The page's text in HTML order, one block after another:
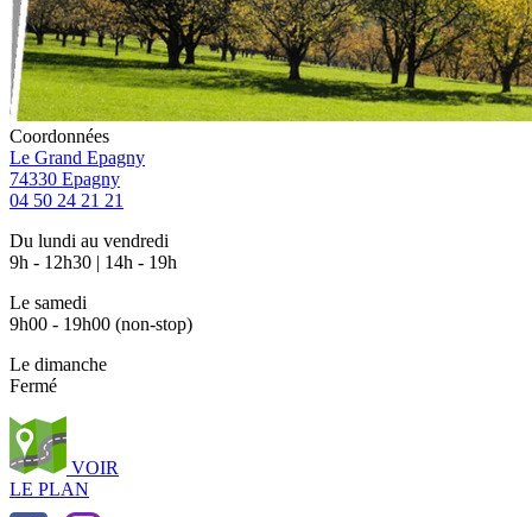
Coordonnées
Le Grand Epagny
74330 Epagny
04 50 24 21 21
Du lundi au vendredi
9h - 12h30 | 14h - 19h
Le samedi
9h00 - 19h00 (non-stop)
Le dimanche
Fermé
VOIR
LE PLAN